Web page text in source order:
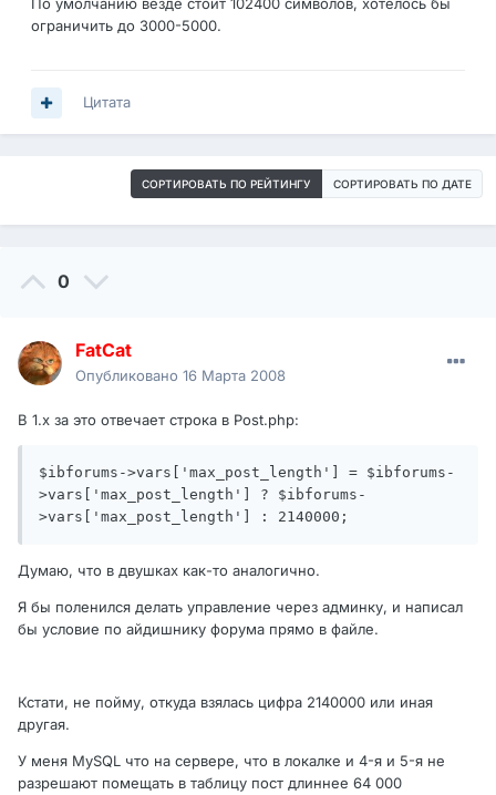
По умолчанию везде стоит 102400 символов, хотелось бы
ограничить до 3000-5000.
Цитата
СОРТИРОВАТЬ ПО РЕЙТИНГУ СОРТИРОВАТЬ ПО ДАТЕ
0
FatCat
Опубликовано 16 Марта 2008
В 1.х за это отвечает строка в Post.php:
$ibforums->vars['max_post_length'] = $ibforums-
>vars['max_post_length'] ? $ibforums-
>vars['max_post_length'] : 2140000;
Думаю, что в двушках как-то аналогично.
Я бы поленился делать управление через админку, и написал
бы условие по айдишнику форума прямо в файле.
Кстати, не пойму, откуда взялась цифра 2140000 или иная
другая.
У меня MySQL что на сервере, что в локалке и 4-я и 5-я не
разрешают помещать в таблицу пост длиннее 64 000